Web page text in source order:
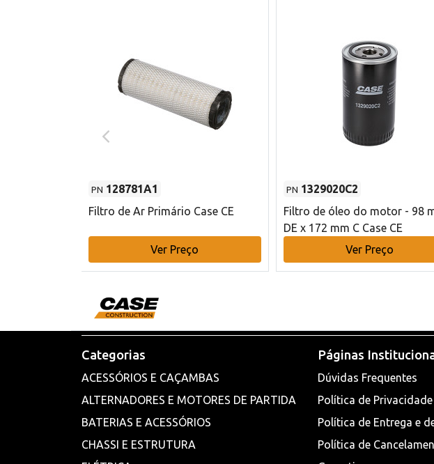
PN 128781A1
Filtro de Ar Primário Case CE
Ver Preço
PN 1329020C2
Filtro de óleo do motor - 98
DE x 172 mm C Case CE
Ver Preço
Categorias
ACESSÓRIOS E CAÇAMBAS
ALTERNADORES E MOTORES DE PARTIDA
BATERIAS E ACESSÓRIOS
CHASSI E ESTRUTURA
Páginas
Dúvidas Frequentes
Política de Privacidade
Política de Entrega e
Política de